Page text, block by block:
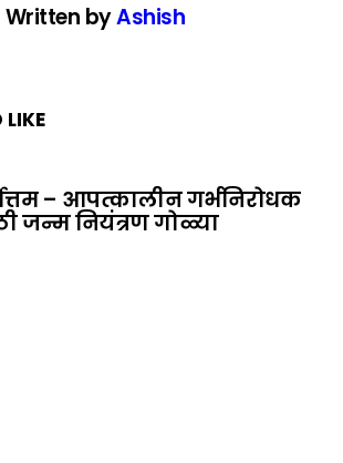
Written byAshish
– आपत्कालीन गर्भनिरोधक
जन्म नियंत्रण गोळ्या